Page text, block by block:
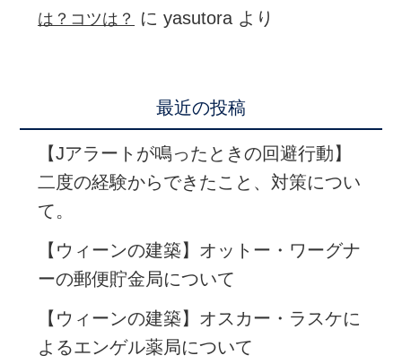
は？コツは？
にyasutora より
最近の投稿
【Jアラートが鳴ったときの回避行動】
二度の経験からできたこと、対策につい
て。
【ウィーンの建築】オットー・ワーグナ
ーの郵便貯金局について
【ウィーンの建築】オスカー・ラスケに
よるエンゲル薬局について